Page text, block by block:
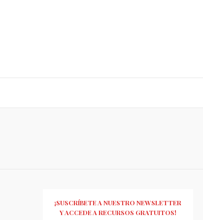
¡SUSCRÍBETE A NUESTRO NEWSLETTER
Y ACCEDE A RECURSOS GRATUITOS!